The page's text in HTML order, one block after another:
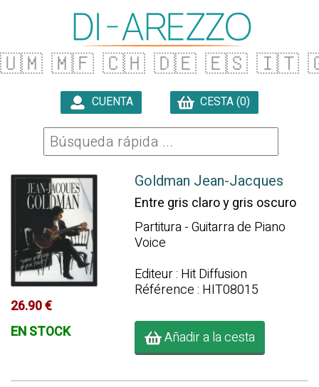
🇺🇲 🇲🇫 🇨🇭 🇩🇪 🇪🇸 🇮🇹
CUENTA CESTA (0)
26.90 €
EN STOCK
Goldman Jean-Jacques
Entre gris claro y gris oscuro
Partitura - Guitarra de Piano
Voice
Editeur : Hit Diffusion
Référence : HIT08015
Añadir a la cesta